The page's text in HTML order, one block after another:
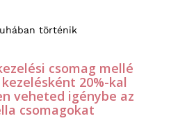
történik
csomag mellé
20%-kal
veheted igénybe az
csomagokat